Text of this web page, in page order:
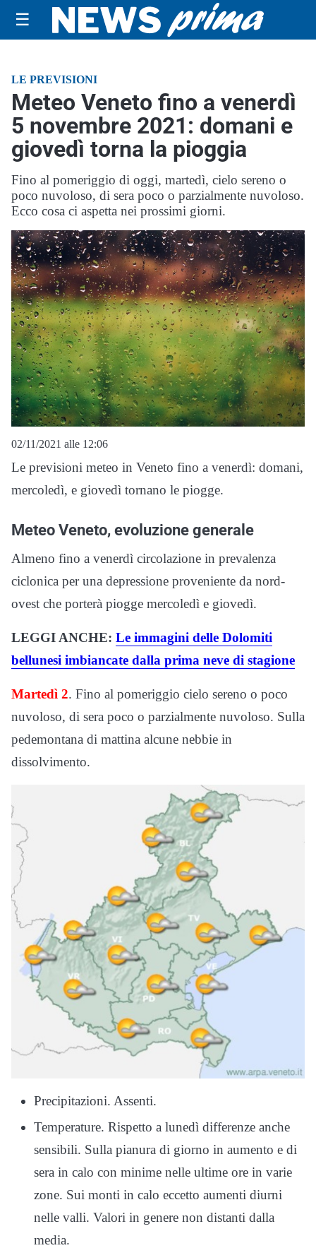
☰
LE PREVISIONI
Meteo Veneto fino a venerdì
5 novembre 2021: domani e
giovedì torna la pioggia
Fino al pomeriggio di oggi, martedì, cielo sereno o
poco nuvoloso, di sera poco o parzialmente nuvoloso.
Ecco cosa ci aspetta nei prossimi giorni.
02/11/2021 alle 12:06
Le previsioni meteo in Veneto fino a venerdì: domani,
mercoledì, e giovedì tornano le piogge.
Meteo Veneto, evoluzione generale
Almeno fino a venerdì circolazione in prevalenza
ciclonica per una depressione proveniente da nord-
ovest che porterà piogge mercoledì e giovedì.
LEGGI ANCHE: Le immagini delle Dolomiti
bellunesi imbiancate dalla prima neve di stagione
Martedì 2. Fino al pomeriggio cielo sereno o poco
nuvoloso, di sera poco o parzialmente nuvoloso. Sulla
pedemontana di mattina alcune nebbie in
dissolvimento.
Precipitazioni. Assenti.
Temperature. Rispetto a lunedì differenze anche
sensibili. Sulla pianura di giorno in aumento e di
sera in calo con minime nelle ultime ore in varie
zone. Sui monti in calo eccetto aumenti diurni
nelle valli. Valori in genere non distanti dalla
media.